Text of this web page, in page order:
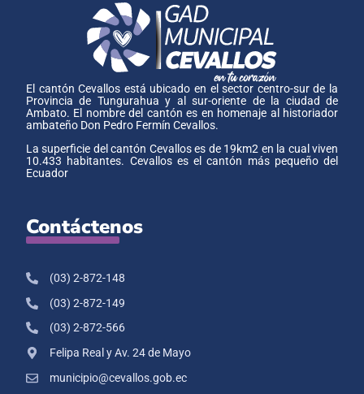
El cantón Cevallos está ubicado en el sector centro-sur de la
Provincia de Tungurahua y al sur-oriente de la ciudad de
Ambato. El nombre del cantón es en homenaje al historiador
ambateño Don Pedro Fermín Cevallos.
La superficie del cantón Cevallos es de 19km2 en la cual viven
10.433 habitantes. Cevallos es el cantón más pequeño del
Ecuador
Contáctenos
(03) 2-872-148
(03) 2-872-149
(03) 2-872-566
Felipa Real y Av. 24 de Mayo
municipio@cevallos.gob.ec